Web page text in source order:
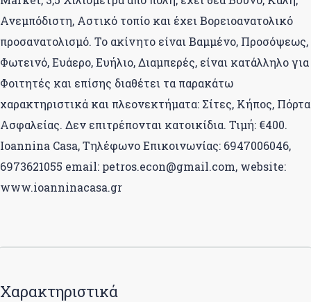
Ανεμπόδιστη, Αστικό τοπίο και έχει Βορειοανατολικό
προσανατολισμό. Το ακίνητο είναι Βαμμένο, Προσόψεως,
Φωτεινό, Ευάερο, Ευήλιο, Διαμπερές, είναι κατάλληλο για
Φοιτητές και επίσης διαθέτει τα παρακάτω
χαρακτηριστικά και πλεονεκτήματα: Σίτες, Κήπος, Πόρτα
Ασφαλείας. Δεν επιτρέπονται κατοικίδια. Τιμή: €400.
Ioannina Casa, Τηλέφωνο Επικοινωνίας: 6947006046,
6973621055 email: petros.econ@gmail.com, website:
www.ioanninacasa.gr
Χαρακτηριστικά